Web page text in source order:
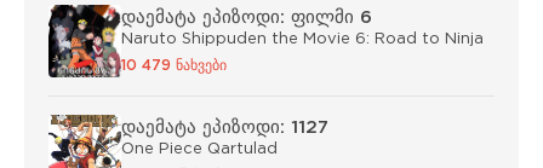
დაემატა ეპიზოდი: ფილმი 6
Naruto Shippuden the Movie 6: Road to Ninja
10 479 ნახვები
დაემატა ეპიზოდი: 1127
One Piece Qartulad